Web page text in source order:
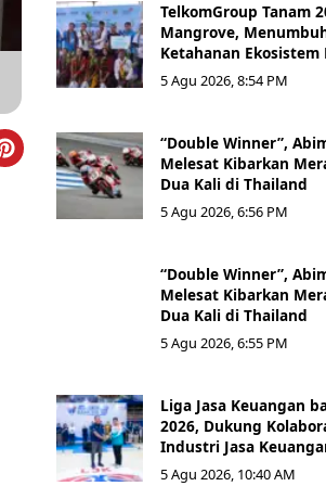
TelkomGroup Tanam
Mangrove,
Ketahanan Ekosistem
5 Agu 2026, 8:54 PM
“Double Winner”,
Melesat Kibarkan
Dua Kali di Thailand
5 Agu 2026, 6:56 PM
“Double Winner”,
Melesat Kibarkan
Dua Kali di Thailand
5 Agu 2026, 6:55 PM
Liga Jasa Keuangan
2026, Dukung
Industri Jasa
5 Agu 2026, 10:40 AM